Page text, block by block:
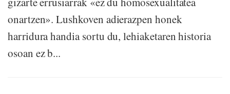
onartzen». Lushkoven adierazpen honek
harridura handia sortu du, lehiaketaren historia
osoan ez b...